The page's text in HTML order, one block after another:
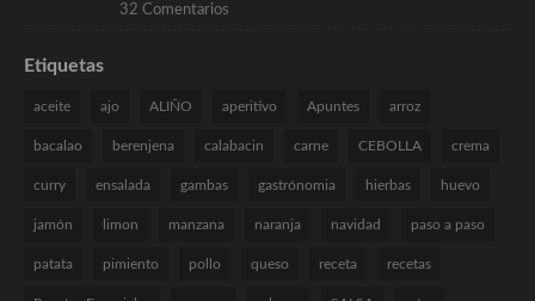
32 Comentarios
Etiquetas
aceite ajo ALIÑO aperitivo Apuntes arroz
bacalao berenjena calabacin carne CEBOLLA crema
curry ensalada gambas gastrónomia hierbas huevo
jamón limon manzana naranja navidad paso a paso
patata pimiento pollo queso receta recetas